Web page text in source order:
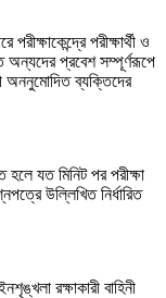
পরীক্ষার্থী ও
অন্যদের প্রবেশ সম্পূর্ণরূপে
অননুমোদিত ব্যক্তিদের
যত মিনিট পর পরীক্ষা
উল্লিখিত নির্ধারিত
রক্ষাকারী বাহিনী